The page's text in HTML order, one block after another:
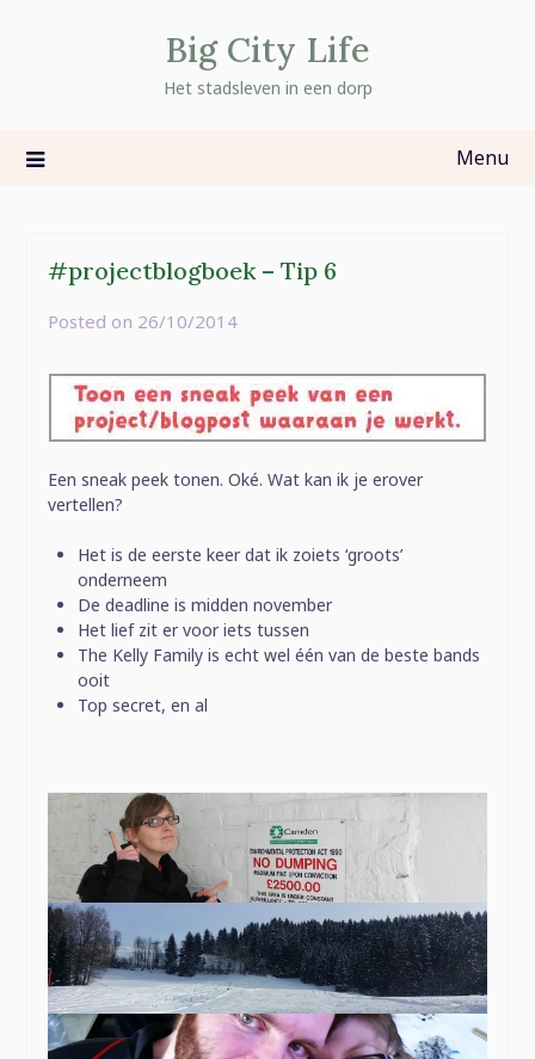
Big City Life
Het stadsleven in een dorp
Menu
#projectblogboek – Tip 6
Posted on 26/10/2014by
Een sneak peek tonen. Oké. Wat kan ik je erover
vertellen?
Het is de eerste keer dat ik zoiets ‘groots’
onderneem
De deadline is midden november
Het lief zit er voor iets tussen
The Kelly Family is echt wel één van de beste bands
ooit
Top secret, en al